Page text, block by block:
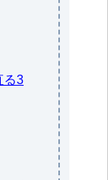
る3